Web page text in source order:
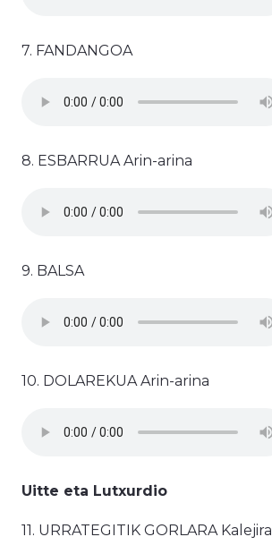
7. FANDANGOA
8. ESBARRUA Arin-arina
9. BALSA
10. DOLAREKUA Arin-arina
Uitte eta Lutxurdio
11. URRATEGITIK GORLARA Kalejira